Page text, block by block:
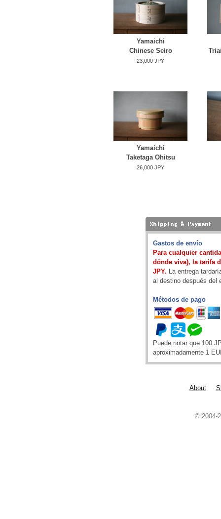
Yamaichi
Chinese Seiro
23,000 JPY
Yamaichi
Taketaga Ohitsu
26,000 JPY
Gastos de envío
Para cualquier
dónde viva), la tarifa
JPY. La entrega
al destino después del
Métodos de pago
Puede notar que 100
aproximadamente 1
About
© 2004-